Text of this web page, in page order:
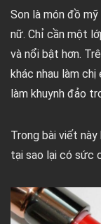
Son là món đồ
nữ. Chỉ cần một
và nổi bật hơn.
khác nhau làm
làm khuynh đảo
Trong bài viết
tại sao lại có sức